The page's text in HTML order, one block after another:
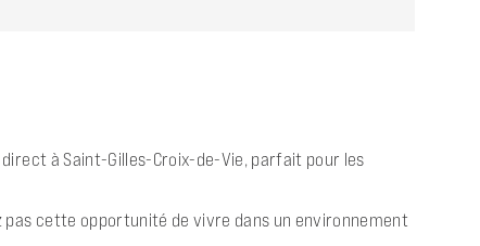
à Saint-Gilles-Croix-de-Vie, parfait pour les
cette opportunité de vivre dans un environnement